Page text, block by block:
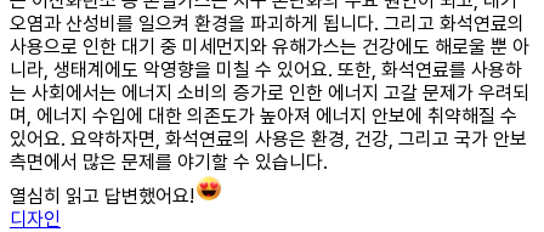
오염과 산성비를 일으켜 환경을 파괴하게 됩니다. 그리고 화석연료의
사용으로 인한 대기 중 미세먼지와 유해가스는 건강에도 해로울 뿐 아
니라, 생태계에도 악영향을 미칠 수 있어요. 또한, 화석연료를 사용하
는 사회에서는 에너지 소비의 증가로 인한 에너지 고갈 문제가 우려되
며, 에너지 수입에 대한 의존도가 높아져 에너지 안보에 취약해질 수
있어요. 요약하자면, 화석연료의 사용은 환경, 건강, 그리고 국가 안보
측면에서 많은 문제를 야기할 수 있습니다.
열심히 읽고 답변했어요!
디자인